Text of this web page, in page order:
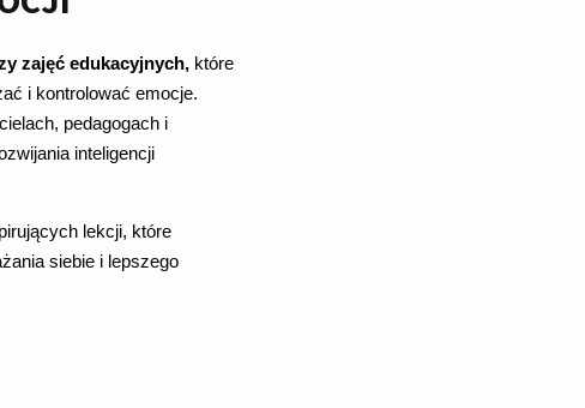
zajęć edukacyjnych, które
i kontrolować emocje.
pedagogach i
inteligencji
lekcji, które
siebie i lepszego